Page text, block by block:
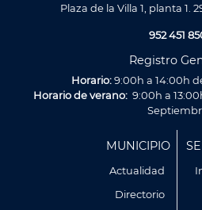
Plaza de la Villa 1, planta 1.
952 451
Registro
Horario:9:00h a 14:00h
Horario de verano: 9:00h a
MUNICIPIO
Actualidad
Directorio